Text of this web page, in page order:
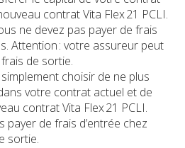
contrat Vita Flex 21 PCLI.
ne devez pas payer de frais
Attention : votre assureur peut
de sortie.
choisir de ne plus
votre contrat actuel et de
contrat Vita Flex 21 PCLI.
payer de frais d’entrée chez
sortie.